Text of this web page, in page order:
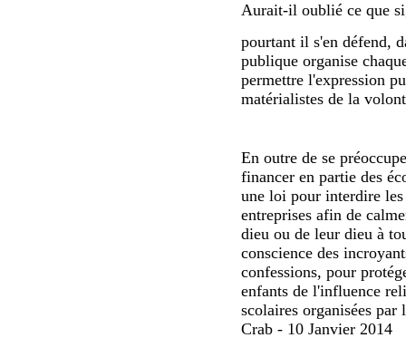
Aurait-il oublié ce que
pourtant il s'en défend,
publique organise
permettre l'expression
matérialistes de la
En outre de se
financer en partie des
une loi pour interdire
entreprises afin de
dieu ou de leur dieu à
conscience des
confessions, pour
enfants de l'influence
scolaires organisées
Crab - 10 Janvier 2014